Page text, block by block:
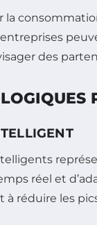
la
des
réel et
réduire les